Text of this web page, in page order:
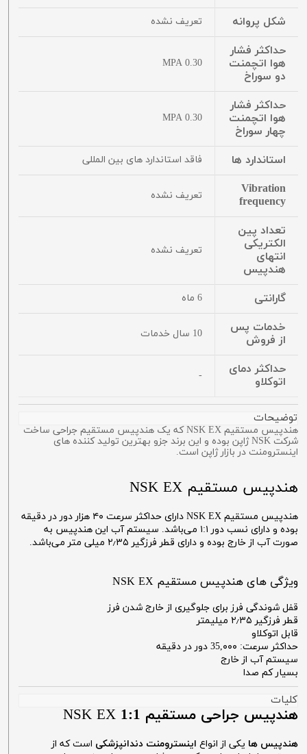
شکل پروانه تعریف نشده
حداکثر فشار
هوا اتچمنت
دو سوراخ
0.30 MPA
حداکثر فشار
هوا اتچمنت
چهار سوراخ
0.30 MPA
استاندارد ها فاقد استاندارد های بین المللی
Vibration
frequency
تعریف نشده
تعداد پین
الکتریکی
انتهای
هندپیس
تعریف نشده
گارانتی 6 ماه
خدمات پس
از فروش
10 سال خدمات
حداکثر دمای
اتوکلاو
-
توضیحات
هندپیس مستقیم NSK EX که یک هندپیس مستقیم جراحی ساخت
شرکت NSK ژاپن بوده و این برند جزو بهترین تولید کننده های
اینسترومنت در بازار ژاپن است.
هندپیس مستقیم NSK EX
هندپیس مستقیم NSK EX دارای حداکثر سرعت ۴۰ هزار دور در دقیقه
بوده و دارای نسب دور ۱:۱ می‌باشد. سیستم آب این هندپیس به
صورت آب از خارج بوده و دارای قطر فرزگیر ۲٫۳۵ میلی متر می‌باشد.
ویژگی های هندپیس مستقیم NSK EX
قفل شوندگی فرز برای جلوگیری از خارج شدن فرز
قطر فرزگیر ۲٫۳۵ میلیمتر
قابل اتوکلاو
حداکثر سرعت: 35,۰۰۰ دور در دقیقه
سیستم آب از خارج
بسیار کم صدا
کلیات
هندپیس جراحی مستقیم 1:1 NSK EX
هندپیس ها یکی از انواع اینسترومنت دندانپزشکی است که از